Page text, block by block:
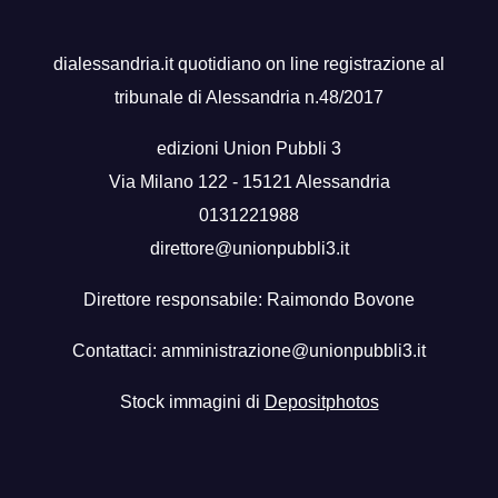
dialessandria.it quotidiano on line registrazione al
tribunale di Alessandria n.48/2017
edizioni Union Pubbli 3
Via Milano 122 - 15121 Alessandria
0131221988
direttore@unionpubbli3.it
Direttore responsabile: Raimondo Bovone
Contattaci: amministrazione@unionpubbli3.it
Stock immagini di Depositphotos